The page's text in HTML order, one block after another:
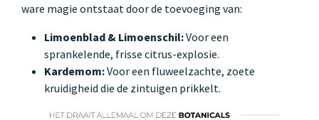
ware magie ontstaat door de toevoeging van:
Limoenblad & Limoenschil:Voor een
sprankelende, frisse citrus-explosie.
Kardemom:Voor een fluweelzachte, zoete
kruidigheid die de zintuigen prikkelt.